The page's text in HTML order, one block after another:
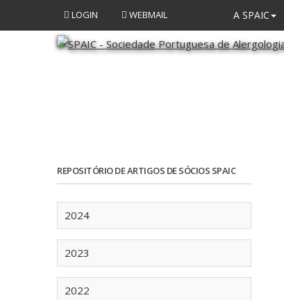
A SPAIC
LOGIN WEBMAIL
REPOSITÓRIO DE ARTIGOS DE SÓCIOS SPAIC
2024
2023
2022